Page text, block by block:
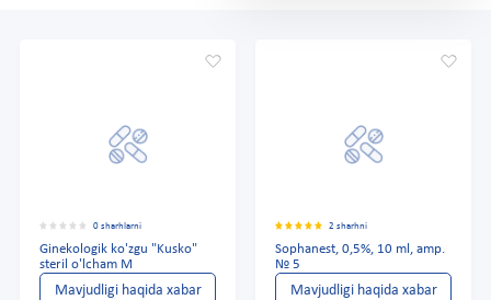
0 sharhlarni
Ginekologik ko'zgu "Kusko"
steril o'lcham M
Mavjudligi haqida xabar
2 sharhni
Sophanest, 0,5%, 10 ml, amp.
№ 5
Mavjudligi haqida xabar